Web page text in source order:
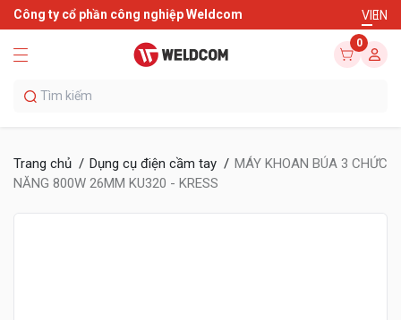
Công ty cổ phần công nghiệp Weldcom VIEN
0
Trang chủ Dụng cụ điện cầm tay
MÁY KHOAN BÚA 3 CHỨC
NĂNG 800W 26MM KU320 - KRESS